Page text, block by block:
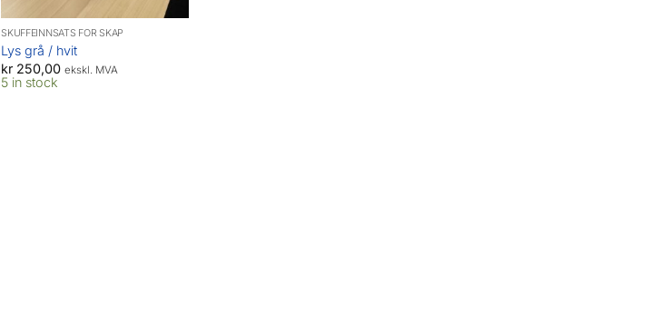
SKUFFEINNSATS FOR SKAP
Lys grå / hvit
kr 250,00 ekskl. MVA
5 in stock